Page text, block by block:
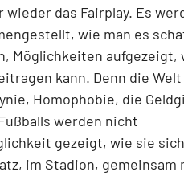
das Fairplay. Es
wie man es
Möglichkeiten aufgezeigt,
kann. Denn die
Homophobie, die
werden nicht
gezeigt, wie sie
im Stadion, gemeinsam